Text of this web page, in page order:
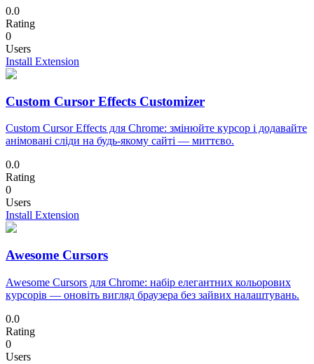
0.0
Rating
0
Users
Install Extension
Custom Cursor Effects Customizer
Custom Cursor Effects для Chrome: змінюйте курсор і додавайте
анімовані сліди на будь-якому сайті — миттєво.
0.0
Rating
0
Users
Install Extension
Awesome Cursors
Awesome Cursors для Chrome: набір елегантних кольорових
курсорів — оновіть вигляд браузера без зайвих налаштувань.
0.0
Rating
0
Users